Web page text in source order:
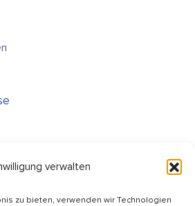
verwalten
zu bieten, verwenden wir Technologien